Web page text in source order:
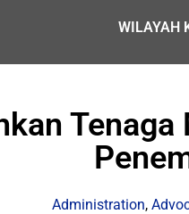
WILAYAH
Administration,